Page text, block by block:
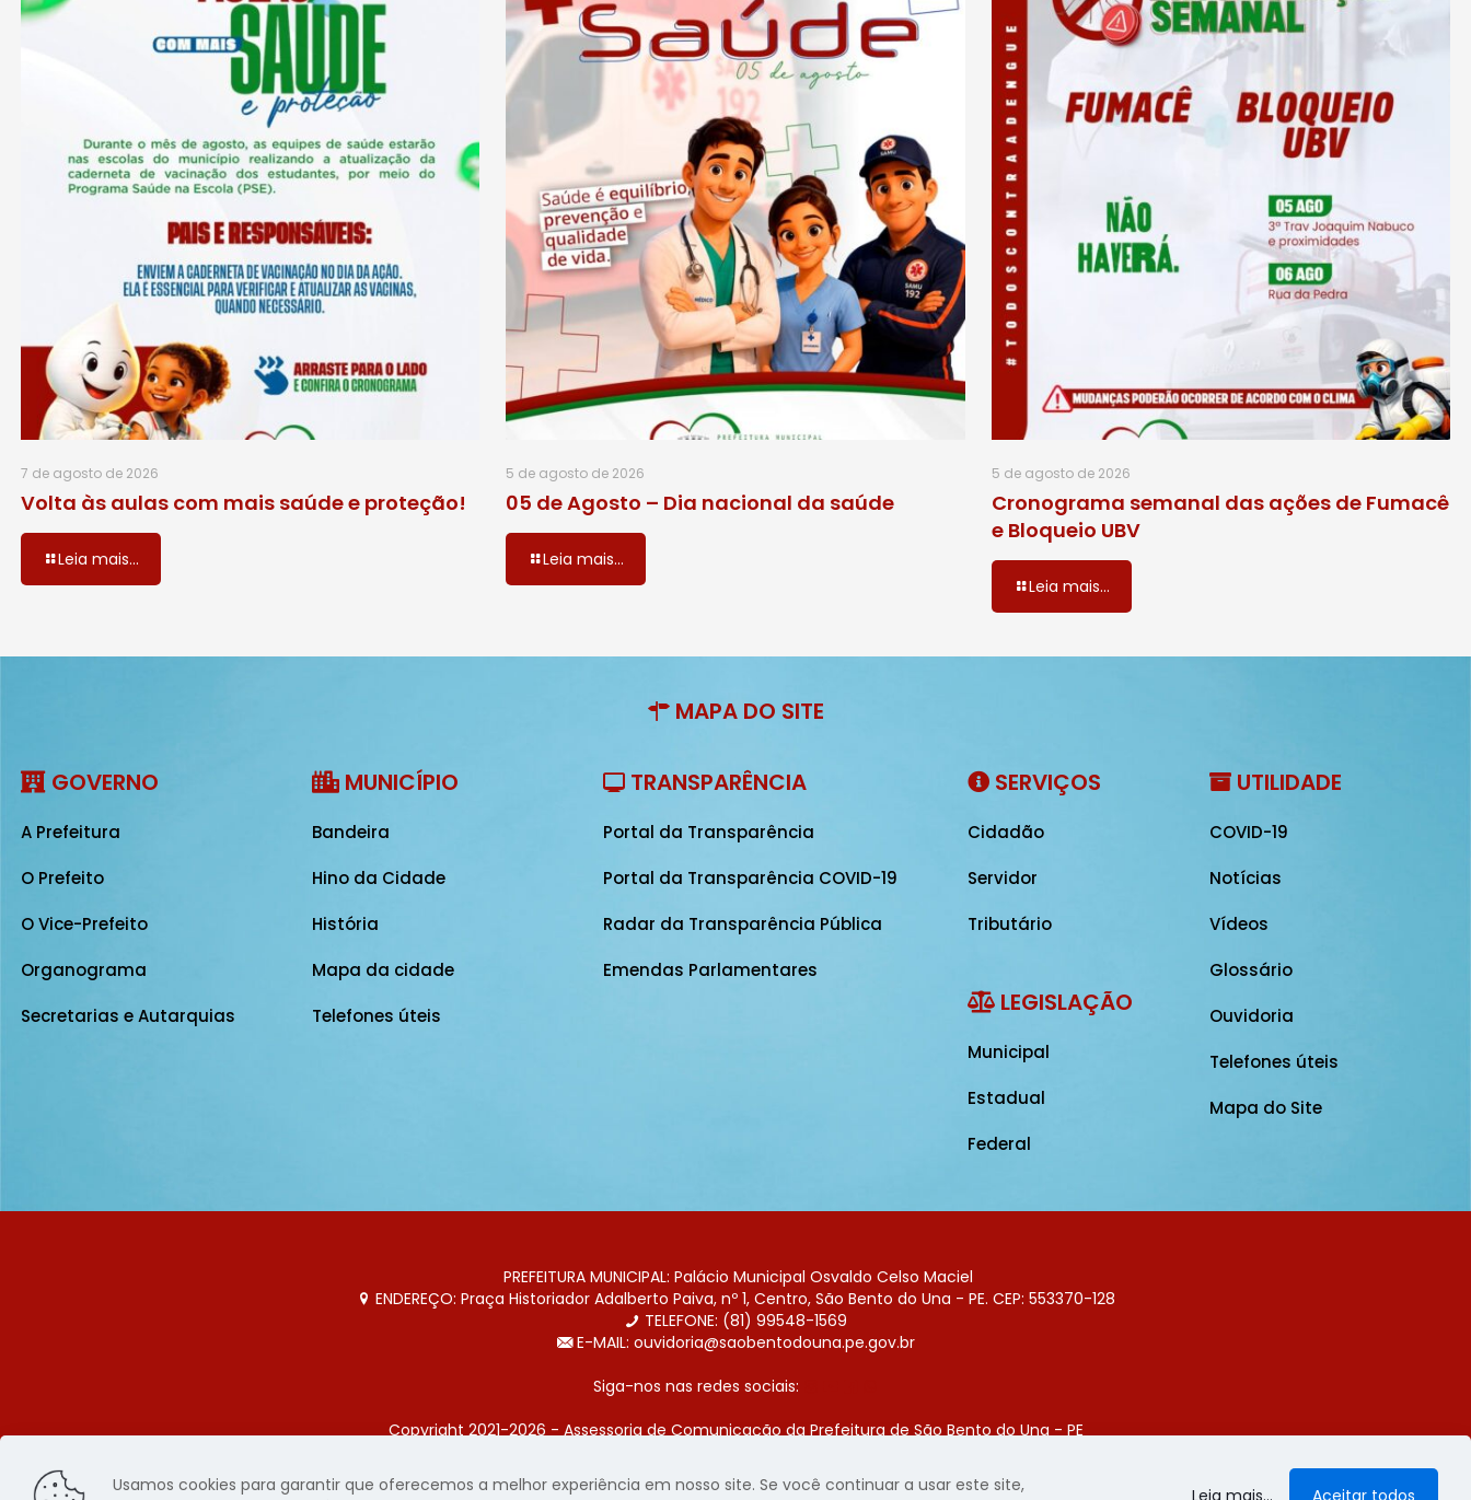
7 de agosto de 2026
Volta às aulas com mais saúde e proteção!
Leia mais...
5 de agosto de 2026
05 de Agosto – Dia nacional da saúde
Leia mais...
5 de agosto de 2026
Cronograma semanal das ações de Fumacê
e Bloqueio UBV
Leia mais...
MAPA DO SITE
GOVERNO
A Prefeitura
O Prefeito
O Vice-Prefeito
Organograma
Secretarias e Autarquias
MUNICÍPIO
Bandeira
Hino da Cidade
História
Mapa da cidade
Telefones úteis
TRANSPARÊNCIA
Portal da Transparência
Portal da Transparência COVID-19
Radar da Transparência Pública
Emendas Parlamentares
SERVIÇOS
Cidadão
Servidor
Tributário
LEGISLAÇÃO
Municipal
Estadual
Federal
UTILIDADE
COVID-19
Notícias
Vídeos
Glossário
Ouvidoria
Telefones úteis
Mapa do Site
PREFEITURA MUNICIPAL: Palácio Municipal Osvaldo Celso Maciel
ENDEREÇO: Praça Historiador Adalberto Paiva, nº 1, Centro, São Bento do Una - PE. CEP: 553370-128
TELEFONE: (81) 99548-1569
E-MAIL: ouvidoria@saobentodouna.pe.gov.br
Siga-nos nas redes sociais:
Copyright 2021-2026 - Assessoria de Comunicação da Prefeitura de São Bento do Una - PE
Página desenvolvida pela agência de publicidade LumusWeb - Agência Digital
Usamos cookies para garantir que oferecemos a melhor experiência em nosso site. Se você continuar a usar este site,
Leia mais... Aceitar todos